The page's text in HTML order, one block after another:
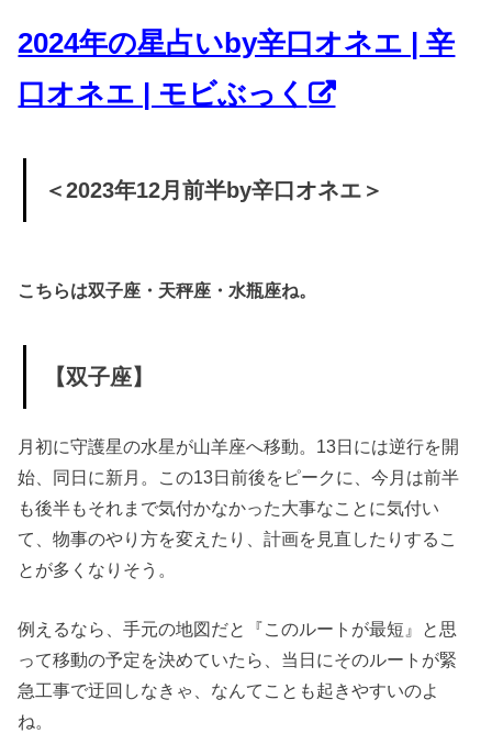
2024年の星占いby辛口オネエ | 辛
口オネエ | モビぶっく
＜2023年12月前半by辛口オネエ＞
こちらは双子座・天秤座・水瓶座ね。
【双子座】
月初に守護星の水星が山羊座へ移動。13日には逆行を開
始、同日に新月。この13日前後をピークに、今月は前半
も後半もそれまで気付かなかった大事なことに気付い
て、物事のやり方を変えたり、計画を見直したりするこ
とが多くなりそう。
例えるなら、手元の地図だと『このルートが最短』と思
って移動の予定を決めていたら、当日にそのルートが緊
急工事で迂回しなきゃ、なんてことも起きやすいのよ
ね。